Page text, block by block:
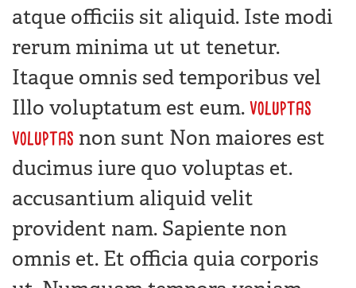
atque officiis sit aliquid. Iste modi
rerum minima ut ut tenetur.
Itaque omnis sed temporibus vel
Illo voluptatum est eum. voluptas
voluptas non sunt Non maiores est
ducimus iure quo voluptas et.
accusantium aliquid velit
provident nam. Sapiente non
omnis et. Et officia quia corporis